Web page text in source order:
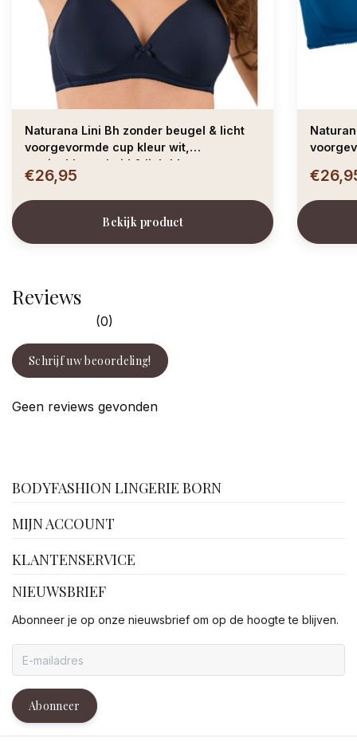
Naturana Lini Bh zonder beugel & licht
voorgevormde cup kleur wit,
marineblauw, huid & lichtblauw
€26,95
Bekijk product
Reviews
(0)
Schrijf uw beoordeling!
Geen reviews gevonden
BODYFASHION LINGERIE BORN
MIJN ACCOUNT
KLANTENSERVICE
NIEUWSBRIEF
Abonneer je op onze nieuwsbrief om op de hoogte te blijven.
Abonneer